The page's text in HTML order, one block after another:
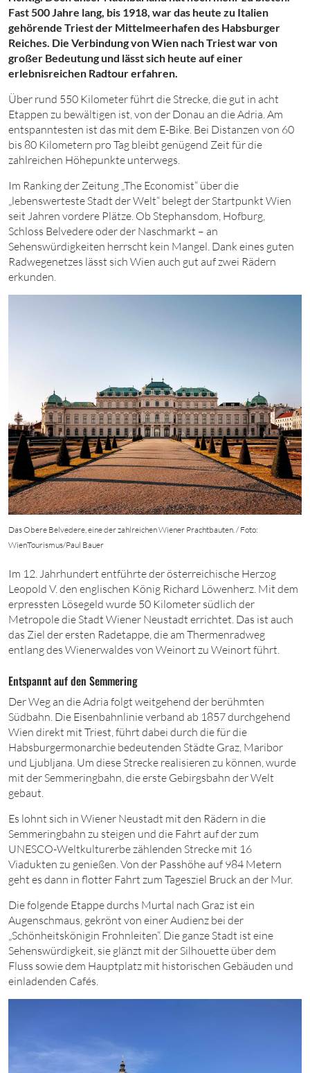
Fast500Jahre lang, bis 1918, war das heute zu Italien
gehörende Triest der Mittelmeerhafen des Habsburger
Reiches. Die Verbindung von Wien nach Triest war von
großer Bedeutung und lässt sich heute auf einer
erlebnisreichen Radtour erfahren.
Über rund 550 Kilometer führt die Strecke, die gut in acht
Etappen zu bewältigen ist, von der Donau an die Adria. Am
entspanntesten ist das mit dem E-Bike. Bei Distanzen von 60
bis 80 Kilometern pro Tag bleibt genügend Zeit für die
zahlreichen Höhepunkte unterwegs.
Im Ranking der Zeitung „The Economist“ über die
„lebenswerteste Stadt der Welt“ belegt der Startpunkt Wien
seit Jahren vordere Plätze. Ob Stephansdom, Hofburg,
Schloss Belvedere oder der Naschmarkt – an
Sehenswürdigkeiten herrscht kein Mangel. Dank eines guten
Radwegenetzes lässt sich Wien auch gut auf zwei Rädern
erkunden.
Das Obere Belvedere, eine der zahlreichen Wiener Prachtbauten. / Foto:
WienTourismus/Paul Bauer
Im 12. Jahrhundert entführte der österreichische Herzog
Leopold V. den englischen König Richard Löwenherz. Mit dem
erpressten Lösegeld wurde 50 Kilometer südlich der
Metropole die Stadt Wiener Neustadt errichtet. Das ist auch
das Ziel der ersten Radetappe, die am Thermenradweg
entlang des Wienerwaldes von Weinort zu Weinort führt.
Entspannt auf den Semmering
Der Weg an die Adria folgt weitgehend der berühmten
Südbahn. Die Eisenbahnlinie verband ab 1857durchgehend
Wien direkt mit Triest, führt dabei durch die für die
Habsburgermonarchie bedeutenden Städte Graz, Maribor
und Ljubljana. Um diese Strecke realisieren zu können, wurde
mit der Semmeringbahn, die erste Gebirgsbahn der Welt
gebaut.
Es lohnt sich in Wiener Neustadt mit den Rädern in die
Semmeringbahn zu steigen und die Fahrt auf der zum
UNESCO-Weltkulturerbe zählenden Strecke mit 16
Viadukten zu genießen. Von der Passhöhe auf 984 Metern
geht es dann in flotter Fahrt zum Tagesziel Bruck an der Mur.
Die folgende Etappe durchs Murtal nach Graz ist ein
Augenschmaus, gekrönt von einer Audienz bei der
„Schönheitskönigin Frohnleiten“. Die ganze Stadt ist eine
Sehenswürdigkeit, sie glänzt mit der Silhouette über dem
Fluss sowie dem Hauptplatz mit historischen Gebäuden und
einladenden Cafés.